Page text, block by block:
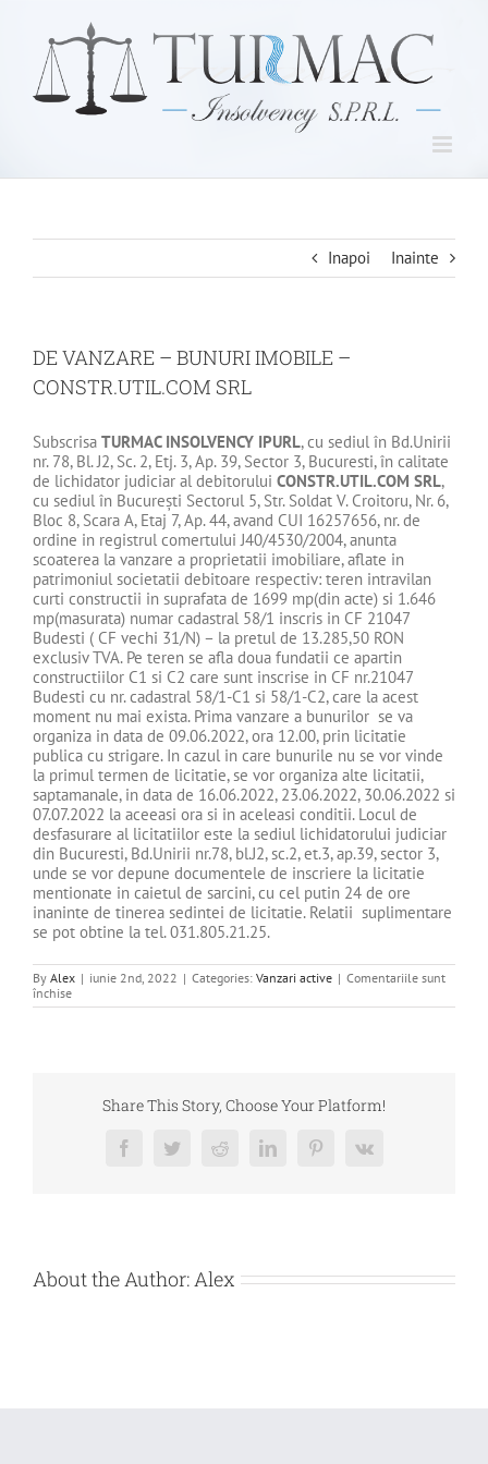
content
Inapoi Inainte
DE VANZARE – BUNURI IMOBILE –
CONSTR.UTIL.COM SRL
Subscrisa TURMAC INSOLVENCY IPURL, cu sediul în Bd.Unirii
nr. 78, Bl. J2, Sc. 2, Etj. 3, Ap. 39, Sector 3, Bucuresti, în calitate
de lichidator judiciar al debitorului CONSTR.UTIL.COM SRL,
cu sediul în Bucureşti Sectorul 5, Str. Soldat V. Croitoru, Nr. 6,
Bloc 8, Scara A, Etaj 7, Ap. 44, avand CUI 16257656, nr. de
ordine in registrul comertului J40/4530/2004, anunta
scoaterea la vanzare a proprietatii imobiliare, aflate in
patrimoniul societatii debitoare respectiv: teren intravilan
curti constructii in suprafata de 1699 mp(din acte) si 1.646
mp(masurata) numar cadastral 58/1 inscris in CF 21047
Budesti ( CF vechi 31/N) – la pretul de 13.285,50 RON
exclusiv TVA. Pe teren se afla doua fundatii ce apartin
constructiilor C1 si C2 care sunt inscrise in CF nr.21047
Budesti cu nr. cadastral 58/1-C1 si 58/1-C2, care la acest
moment nu mai exista. Prima vanzare a bunurilor se va
organiza in data de 09.06.2022, ora 12.00, prin licitatie
publica cu strigare. In cazul in care bunurile nu se vor vinde
la primul termen de licitatie, se vor organiza alte licitatii,
saptamanale, in data de 16.06.2022, 23.06.2022, 30.06.2022 si
07.07.2022 la aceeasi ora si in aceleasi conditii. Locul de
desfasurare al licitatiilor este la sediul lichidatorului judiciar
din Bucuresti, Bd.Unirii nr.78, bl.J2, sc.2, et.3, ap.39, sector 3,
unde se vor depune documentele de inscriere la licitatie
mentionate in caietul de sarcini, cu cel putin 24 de ore
inaninte de tinerea sedintei de licitatie. Relatii suplimentare
se pot obtine la tel. 031.805.21.25.
By Alex | iunie 2nd, 2022 | Categories: Vanzari active | Comentariile sunt
închisepentru
DE
CONSTR.UTIL.COM
Share This Story, Choose Your Platform!
FacebookTwitterRedditLinkedInPinterest
Vk
About the Author: Alex